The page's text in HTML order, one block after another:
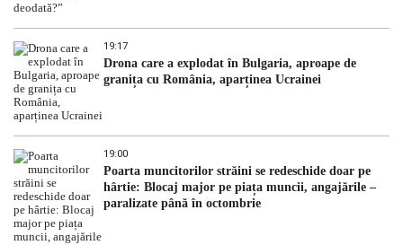
19:17
Drona care a explodat în Bulgaria, aproape de
granița cu România, aparținea Ucrainei
19:00
Poarta muncitorilor străini se redeschide doar pe
hârtie: Blocaj major pe piața muncii, angajările –
paralizate până în octombrie